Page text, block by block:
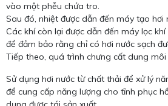
vào một phễu chứa tro.
Sau đó, nhiệt được dẫn đến máy tạo hơi
Các khí còn lại được dẫn đến máy lọc
để đảm bảo rằng chỉ có hơi nước sạch
Tiếp theo, quá trình chưng cất dung
Sử dụng hơi nước từ chất thải để xử lý
để cung cấp năng lượng cho tĩnh phục